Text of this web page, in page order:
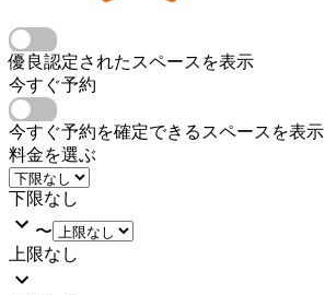
優良認定されたスペースを表示
今すぐ予約
今すぐ予約を確定できるスペースを表示
料金を選ぶ
下限なし
〜
上限なし